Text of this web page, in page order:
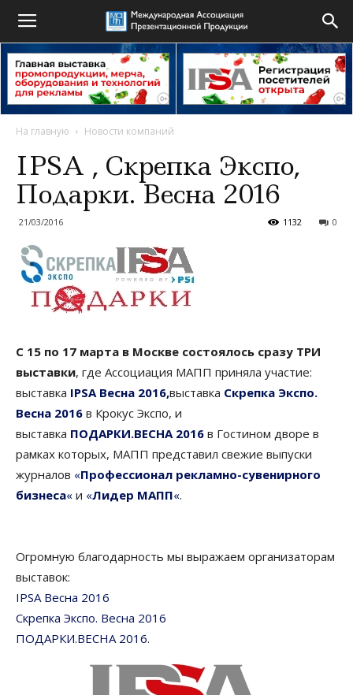
На главную Новости компаний
IPSA , Скрепка Экспо,
Подарки. Весна 2016
21/03/2016 0
1132
C 15 по 17 марта в Москве состоялось сразу ТРИ
выставки, где Ассоциация МАПП приняла участие:
выставка IPSA Весна 2016,выставка Скрепка Экспо.
Весна 2016 в Крокус Экспо, и
выставка ПОДАРКИ.ВЕСНА 2016 в Гостином дворе в
рамках которых, МАПП представил свежие выпуски
журналов «Профессионал рекламно-сувенирного
бизнеса« и «Лидер МАПП«.
Огромную благодарность мы выражаем организаторам
выставок:
IPSA Весна 2016
Скрепка Экспо. Весна 2016
ПОДАРКИ.ВЕСНА 2016.